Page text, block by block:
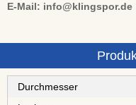
E-Mail: info@klingspor.de
Durchmesser